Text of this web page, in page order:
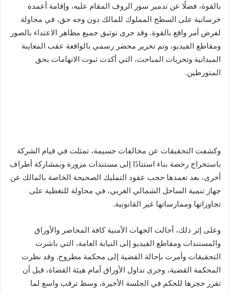
بالقوة، فضلًا عن تدمير سور الروف المقام عليه، وإقامة أعمدة
خرسانية على السطح المملوك للمالك دون وجه حق، في محاولة
لفرض أمر واقع بالقوة. وقد جرى توثيق جميع مظاهر الاعتداء بالصور
ومقاطع الفيديو، وتم تحرير محضر رسمي بالواقعة عقب المعاينة
الميدانية وتحريات المباحث، التي أكدت ثبوت الاتهامات بحق
المتورطين.
وكشفت التحقيقات عن مخالفات جسيمة، تمثلت في قيام الشركة
باستخراج رخصة بناء استنادًا إلى مستندات مزورة وبمشاركة أطراف
أخرى، بعد تعمدها حجب عقود التمليك الصحيحة الخاصة بالمالك عن
جهاز تنمية الساحل الشمالي الغربي، في محاولة للتغطية على
تجاوزاتها وممارساتها غير القانونية.
وعلى إثر ذلك، أحالت الجهات الأمنية كافة المحاضر والأوراق
والمستندات ومقاطع الفيديو إلى النيابة العامة، التي باشرت
التحقيقات وأمرت بإحالة القضية إلى محكمة مطروح. وقد نظرت
المحكمة القضية، وجرى تداول الأوراق أمام هيئة القضاة، قبل أن
تقرر حجزها للحكم في الجلسة الأخيرة، وسط ترقب واسع لما